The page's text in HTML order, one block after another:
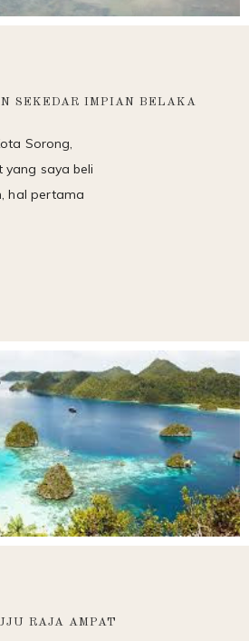
SEKEDAR IMPIAN BELAKA
Sorong,
saya beli
hal pertama
RAJA AMPAT